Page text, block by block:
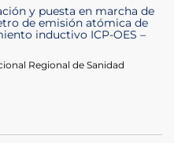
y puesta en marcha de
de emisión atómica de
inductivo ICP-OES –
Regional de Sanidad